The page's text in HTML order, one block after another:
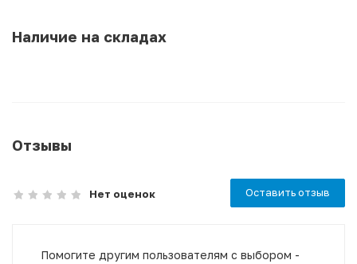
Наличие на складах
Отзывы
Нет оценок Оставить отзыв
Помогите другим пользователям с выбором -